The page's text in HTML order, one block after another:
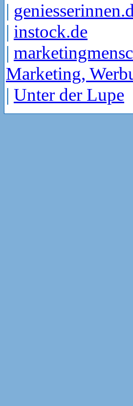
|
| instock.de
|
Marketing,
| Unter der Lupe